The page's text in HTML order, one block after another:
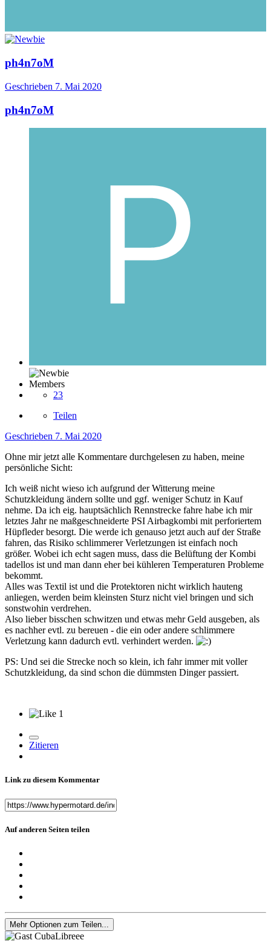
ph4n7oM
Geschrieben 7. Mai 2020
ph4n7oM
Members
23
Teilen
Geschrieben 7. Mai 2020
Ohne mir jetzt alle Kommentare durchgelesen zu haben, meine
persönliche Sicht:
Ich weiß nicht wieso ich aufgrund der Witterung meine
Schutzkleidung ändern sollte und ggf. weniger Schutz in Kauf
nehme. Da ich eig. hauptsächlich Rennstrecke fahre habe ich mir
letztes Jahr ne maßgeschneiderte PSI Airbagkombi mit perforiertem
Hüpfleder besorgt. Die werde ich genauso jetzt auch auf der Straße
fahren, das Risiko schlimmerer Verletzungen ist einfach noch
größer. Wobei ich echt sagen muss, dass die Belüftung der Kombi
tadellos ist und man dann eher bei kühleren Temperaturen Probleme
bekommt.
Alles was Textil ist und die Protektoren nicht wirklich hauteng
anliegen, werden beim kleinsten Sturz nicht viel bringen und sich
sonstwohin verdrehen.
Also lieber bisschen schwitzen und etwas mehr Geld ausgeben, als
es nachher evtl. zu bereuen - die ein oder andere schlimmere
Verletzung kann dadurch evtl. verhindert werden.
PS: Und sei die Strecke noch so klein, ich fahr immer mit voller
Schutzkleidung, da sind schon die dümmsten Dinger passiert.
1
Zitieren
Link zu diesem Kommentar
Auf anderen Seiten teilen
Mehr Optionen zum Teilen...